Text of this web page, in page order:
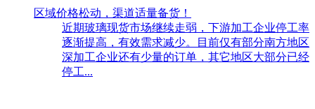
区域价格松动，渠道适量备货！
近期玻璃现货市场继续走弱，下游加工企业停工率
逐渐提高，有效需求减少。目前仅有部分南方地区
深加工企业还有少量的订单，其它地区大部分已经
停工...